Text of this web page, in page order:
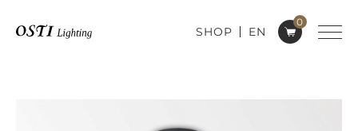
0
SHOP EN